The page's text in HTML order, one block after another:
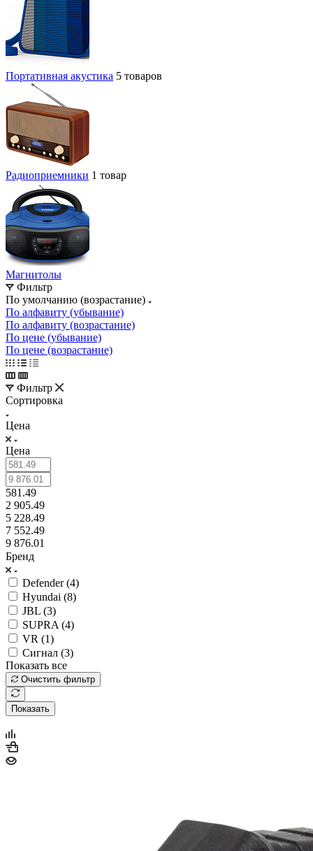
Портативная акустика 5 товаров
Радиоприемники 1 товар
Магнитолы
Фильтр
По умолчанию (возрастание)
По алфавиту (убывание)
По алфавиту (возрастание)
По цене (убывание)
По цене (возрастание)
Фильтр
Сортировка
Цена
Цена
581.49
2 905.49
5 228.49
7 552.49
9 876.01
Бренд
Defender (4)
Hyundai (8)
JBL (3)
SUPRA (4)
VR (1)
Сигнал (3)
Показать все
Очистить фильтр
Показать